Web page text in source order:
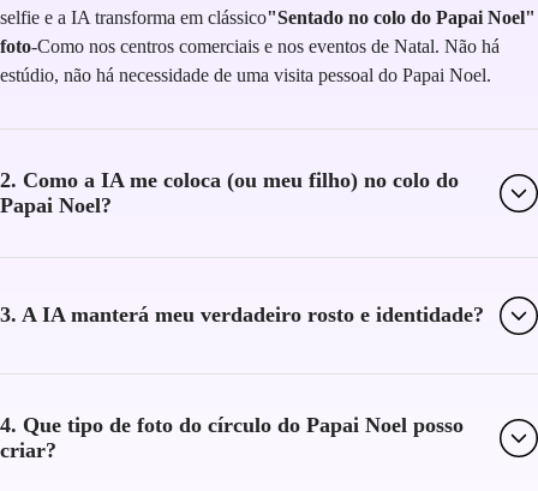
selfie e a IA transforma em clássico"Sentado no colo do Papai Noel"
foto-Como nos centros comerciais e nos eventos de Natal. Não há
estúdio, não há necessidade de uma visita pessoal do Papai Noel.
2. Como a IA me coloca (ou meu filho) no colo do
Papai Noel?
3. A IA manterá meu verdadeiro rosto e identidade?
4. Que tipo de foto do círculo do Papai Noel posso
criar?